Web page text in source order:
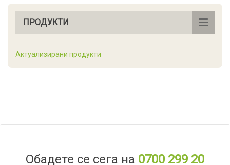
ПРОДУКТИ
Актуализирани продукти
Обадете се сега на 0700 299 20